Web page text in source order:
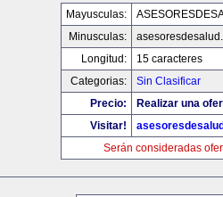
Mayusculas:
Minusculas:
Longitud:
15 caracteres
Categorias:
Sin Clasificar
Precio:
Realizar una
Visitar!
Serán consideradas